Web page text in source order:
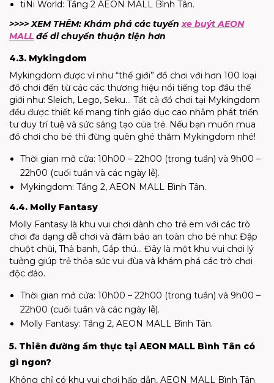
tiNi World: Tầng 2 AEON MALL Bình Tân.
>>>> XEM THÊM: Khám phá các tuyếnxe buýt AEON
MALL để di chuyển thuận tiện hơn
4.3. Mykingdom
Mykingdom được ví như “thế giới” đồ chơi với hơn 100 loại
đồ chơi đến từ các các thương hiệu nổi tiếng top đầu thế
giới như: Sleich, Lego, Seku… Tất cả đồ chơi tại Mykingdom
đều được thiết kế mang tính giáo dục cao nhằm phát triển
tư duy trí tuệ và sức sáng tạo của trẻ. Nếu bạn muốn mua
đồ chơi cho bé thì đừng quên ghé thăm Mykingdom nhé!
Thời gian mở cửa: 10h00 – 22h00 (trong tuần) và 9h00 –
22h00 (cuối tuần và các ngày lễ).
Mykingdom: Tầng 2, AEON MALL Bình Tân.
4.4. Molly Fantasy
Molly Fantasy là khu vui chơi dành cho trẻ em với các trò
chơi đa dạng dễ chơi và đảm bảo an toàn cho bé như: Đập
chuột chũi, Thả banh, Gắp thú… Đây là một khu vui chơi lý
tưởng giúp trẻ thỏa sức vui đùa và khám phá các trò chơi
độc đáo.
Thời gian mở cửa: 10h00 – 22h00 (trong tuần) và 9h00 –
22h00 (cuối tuần và các ngày lễ).
Molly Fantasy: Tầng 2, AEON MALL Bình Tân.
5. Thiên đường ẩm thực tại AEON MALL Bình Tân có
gì ngon?
Không chỉ có khu vui chơi hấp dẫn, AEON MALL Bình Tân